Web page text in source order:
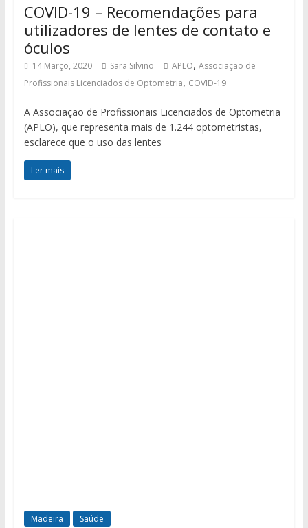
COVID-19 – Recomendações para
utilizadores de lentes de contato e
óculos
14 Março, 2020 Sara Silvino APLO, Associação de
Profissionais Licenciados de Optometria, COVID-19
A Associação de Profissionais Licenciados de Optometria
(APLO), que representa mais de 1.244 optometristas,
esclarece que o uso das lentes
Ler mais
Madeira Saúde